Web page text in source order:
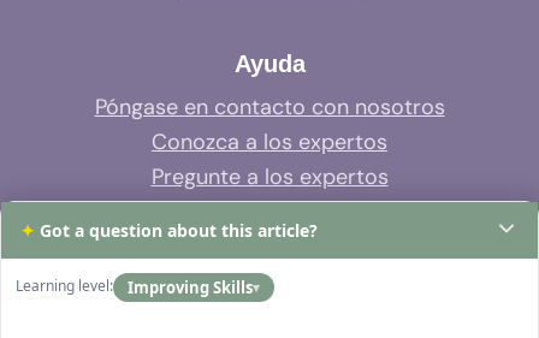
Ayuda
Póngase en contacto con nosotros
Conozca a los expertos
Pregunte a los expertos
Soporte del sistema
Preguntas frecuentes
✦ Got a question about this article?
Learning level: Improving Skills▾